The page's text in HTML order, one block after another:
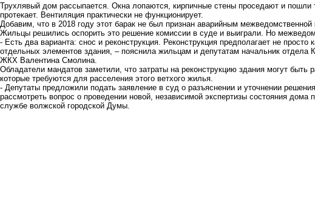
Трухлявый дом рассыпается. Окна лопаются, кирпичные стены проседают и пошли
протекает. Вентиляция практически не функционирует.
Добавим, что в 2018 году этот барак не был признан аварийным
Жильцы решились оспорить это решение комиссии в суде и выиграли. Но
- Есть два варианта: снос и реконструкция. Реконструкция предполагает не
отдельных элементов здания, – пояснила жильцам и депутатам начальник отдела
ЖКХ Валентина Смолина.
Обладатели мандатов заметили, что затраты на реконструкцию здания могут быть
которые требуются для расселения этого ветхого жилья.
- Депутаты предложили подать заявление в суд о разъяснении и уточнении
рассмотреть вопрос о проведении новой, независимой экспертизы состояния
службе волжской городской Думы.